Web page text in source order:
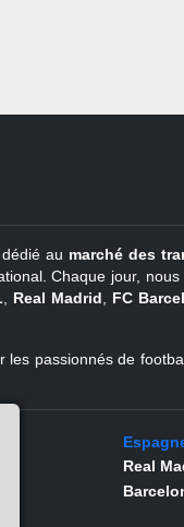
au marché des
Chaque jour,
, Real Madrid, FC
les passionnés de
Real